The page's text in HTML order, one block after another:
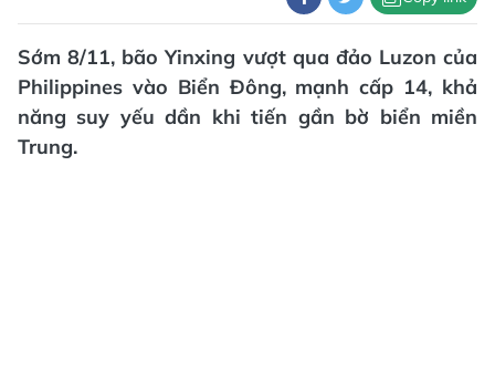
Sớm 8/11, bão Yinxing vượt qua đảo Luzon của
Philippines vào Biển Đông, mạnh cấp 14, khả
năng suy yếu dần khi tiến gần bờ biển miền
Trung.